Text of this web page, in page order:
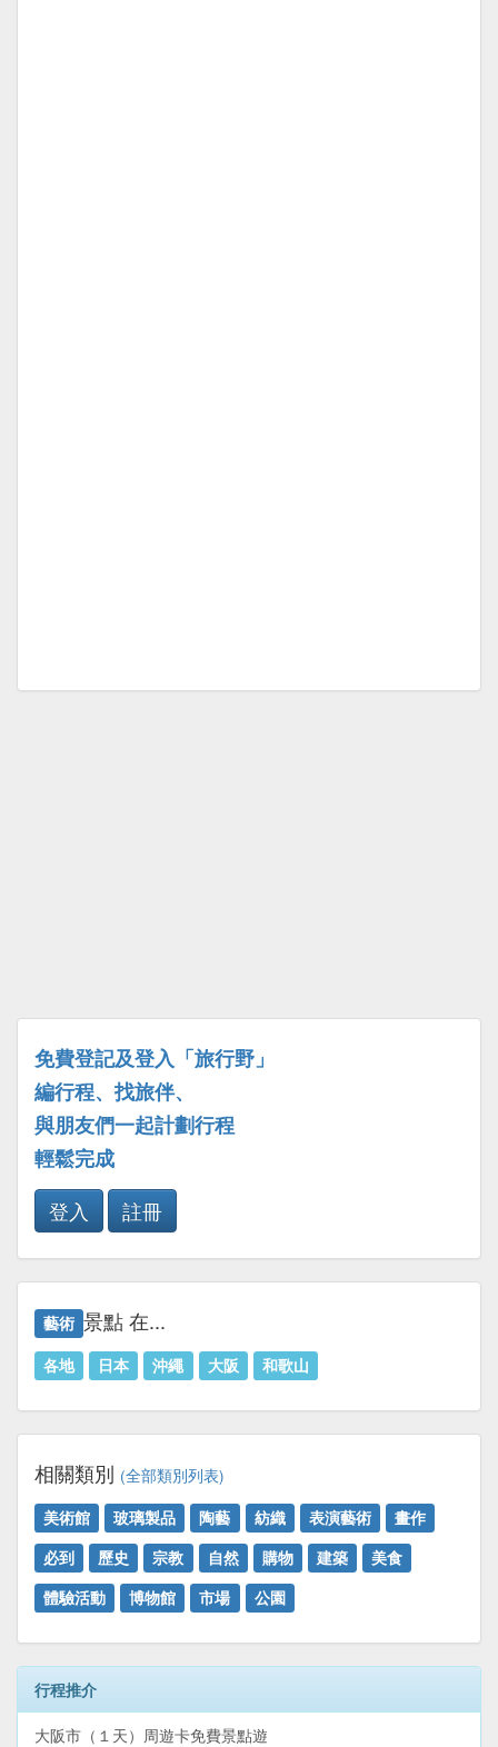
免費登記及登入「旅行野」
編行程、找旅伴、
與朋友們一起計劃行程
輕鬆完成
登入
註冊
藝術 景點 在...
各地 日本 沖繩 大阪 和歌山
相關類別 (全部類別列表)
美術館
玻璃製品 陶藝 紡織 表演藝術
畫作
必到
歷史 宗教 自然 購物 建築
美食
體驗活動
博物館 市場 公園
行程推介
大阪市（１天）周遊卡免費景點遊